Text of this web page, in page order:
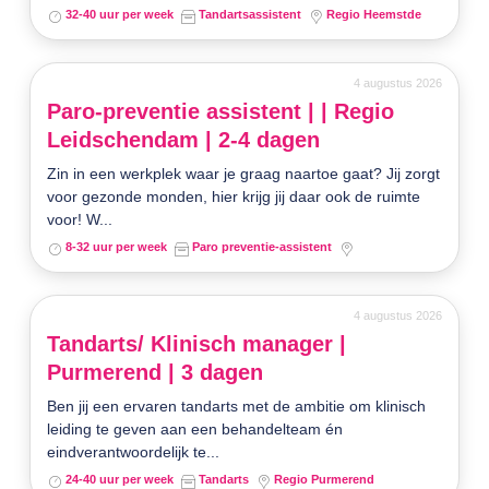
32-40 uur per week Tandartsassistent Regio Heemstde
4 augustus 2026
Paro-preventie assistent | | Regio
Leidschendam | 2-4 dagen
Zin in een werkplek waar je graag naartoe gaat? Jij zorgt
voor gezonde monden, hier krijg jij daar ook de ruimte
voor! W...
8-32 uur per week Paro preventie-assistent
4 augustus 2026
Tandarts/ Klinisch manager |
Purmerend | 3 dagen
Ben jij een ervaren tandarts met de ambitie om klinisch
leiding te geven aan een behandelteam én
eindverantwoordelijk te...
24-40 uur per week Tandarts Regio Purmerend